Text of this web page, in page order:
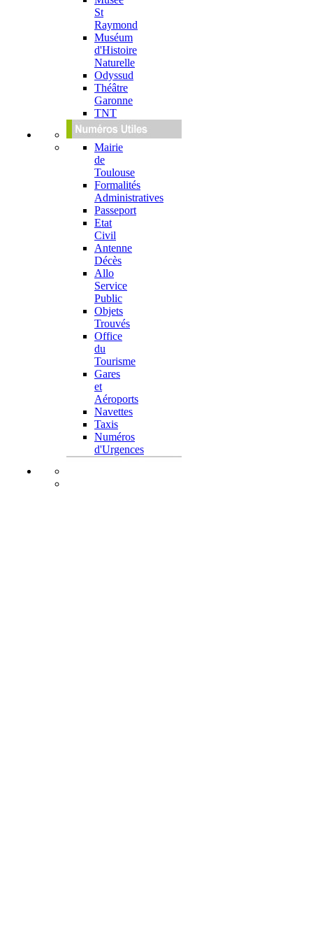
St
Raymond
Muséum
d'Histoire
Naturelle
Odyssud
Théâtre
Garonne
TNT
Mairie
de
Toulouse
Formalités
Administratives
Passeport
Etat
Civil
Antenne
Décès
Allo
Service
Public
Objets
Trouvés
Office
du
Tourisme
Gares
et
Aéroports
Navettes
Taxis
Numéros
d'Urgences